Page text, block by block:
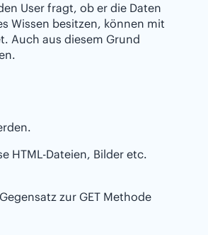
User fragt, ob er die Daten
Wissen besitzen, können mit
Auch aus diesem Grund
HTML-Dateien, Bilder etc.
zur GET Methode